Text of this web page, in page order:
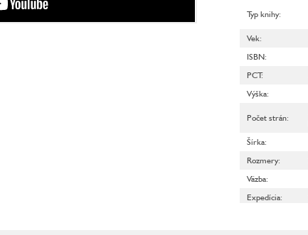
Typ knihy:
Vek:
ISBN:
PCT:
Výška:
Počet strán:
Šírka:
Rozmery:
Väzba:
Expedícia: